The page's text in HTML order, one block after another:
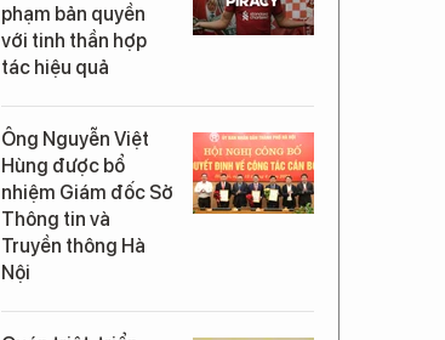
phạm bản quyền
với tinh thần hợp
tác hiệu quả
Ông Nguyễn Việt
Hùng được bổ
nhiệm Giám đốc Sở
Thông tin và
Truyền thông Hà
Nội